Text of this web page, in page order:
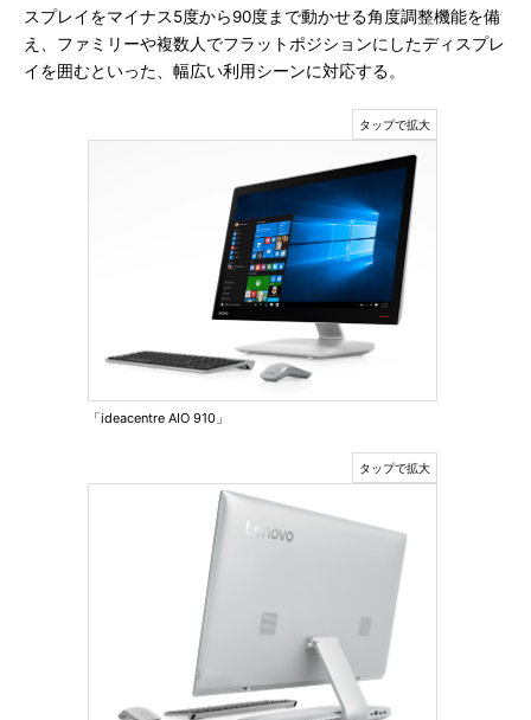
スプレイをマイナス5度から90度まで動かせる角度調整機能を備
え、ファミリーや複数人でフラットポジションにしたディスプレ
イを囲むといった、幅広い利用シーンに対応する。
「ideacentre AIO 910」